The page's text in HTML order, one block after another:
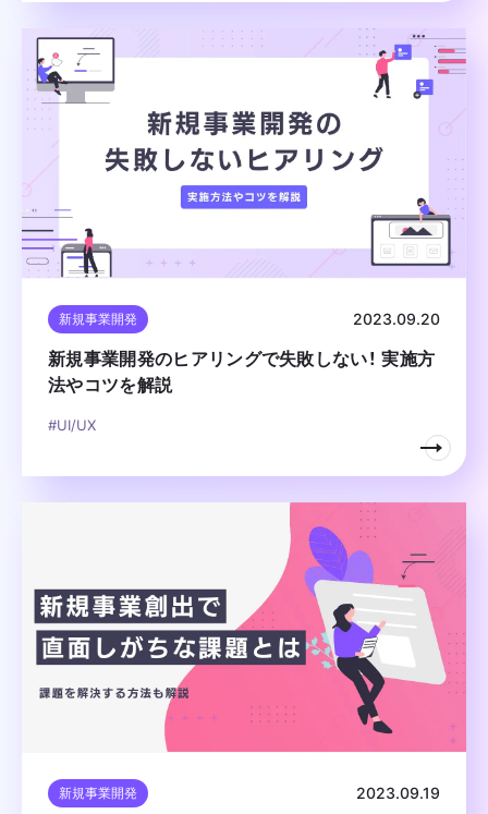
新規事業開発 2023.09.20
新規事業開発のヒアリングで失敗しない！ 実施方
法やコツを解説
#UI/UX
新規事業開発 2023.09.19